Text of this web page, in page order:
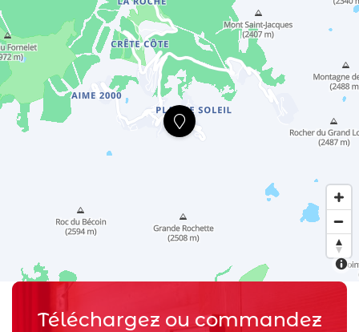
Téléchargez ou commandez